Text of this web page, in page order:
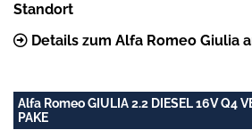
Standort
Details zum Alfa Romeo Giulia
Alfa Romeo GIULIA 2.2 DIESEL 16V Q4
PAKE